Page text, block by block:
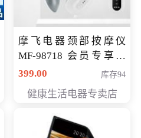
摩飞电器颈部按摩仪
MF-98718 会员专享价
299元
399.00 库存94
健康生活电器专卖店